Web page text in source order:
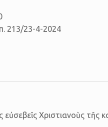
213/23-4-2024
εὐ­σε­βεῖς Χρι­στι­α­νοὺς τῆς